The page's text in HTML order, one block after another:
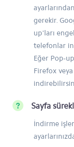
gerekir.
up'ları
telefonlar
Eğer Pop-
Firefox
Sayfa
İndirme